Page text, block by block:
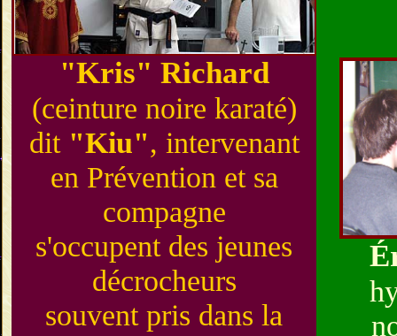
"Kris" Richard
(ceinture noire karaté)
dit "Kiu", intervenant
en Prévention et sa
compagne
s'occupent des jeunes
décrocheurs
souvent pris dans la